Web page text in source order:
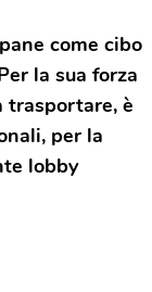
come cibo
la sua forza
trasportare, è
per la
lobby